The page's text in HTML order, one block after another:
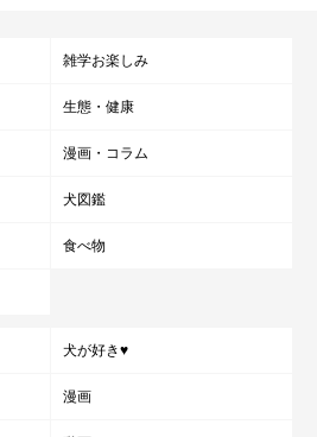
雑学お楽しみ
生態・健康
漫画・コラム
犬図鑑
食べ物
犬が好き♥
漫画